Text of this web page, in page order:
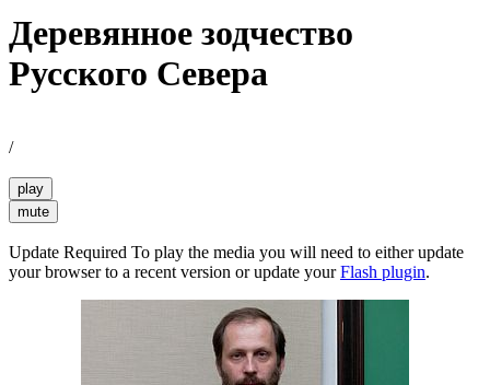
Деревянное зодчество
Русского Севера
/
play
mute
Update Required To play the media you will need to either update
your browser to a recent version or update yourFlash plugin.